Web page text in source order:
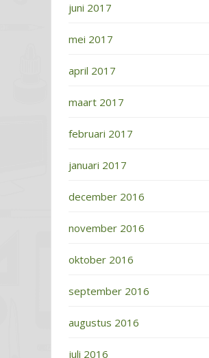
juni 2017
mei 2017
april 2017
maart 2017
februari 2017
januari 2017
december 2016
november 2016
oktober 2016
september 2016
augustus 2016
juli 2016